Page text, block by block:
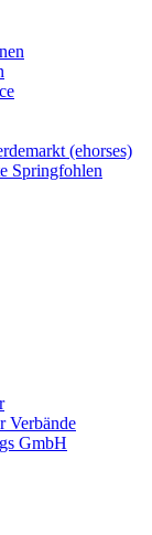
(ehorses)
Springfohlen
Verbände
GmbH